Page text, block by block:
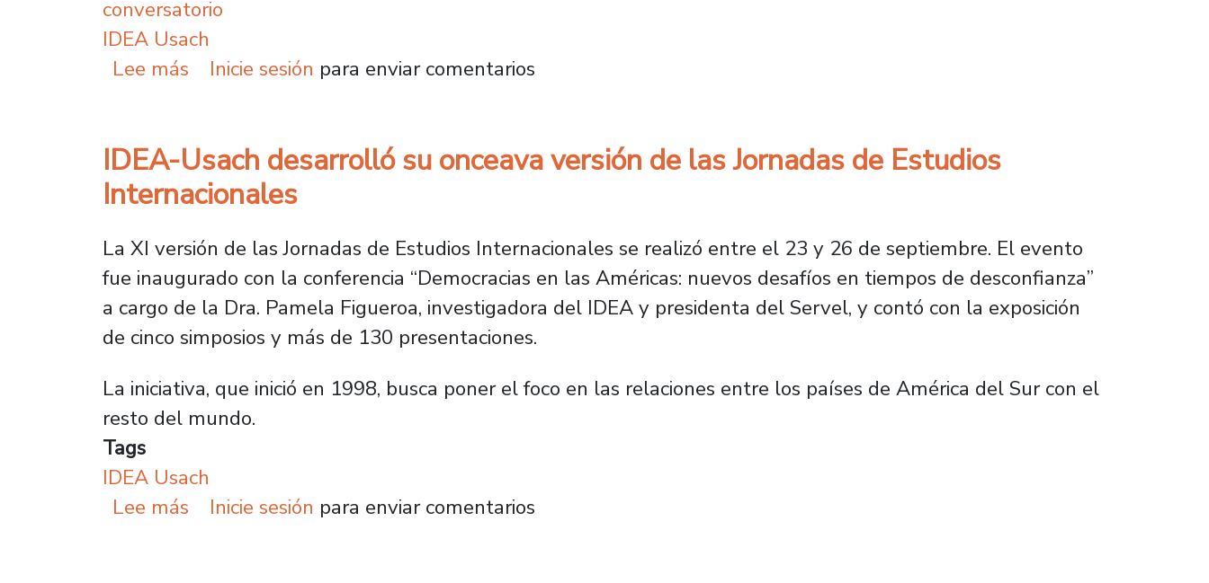
conversatorio
IDEA Usach
Lee más sobre IDEA-Usach y Flacso Ecuador analizan las tensiones entre EE.UU. y América Latina ante las operaciones
Inicie sesión para enviar comentarios
IDEA-Usach desarrolló su onceava versión de las Jornadas de Estudios
Internacionales
La XI versión de las Jornadas de Estudios Internacionales se realizó entre el 23 y 26 de septiembre. El evento
fue inaugurado con la conferencia “Democracias en las Américas: nuevos desafíos en tiempos de desconfianza”
a cargo de la Dra. Pamela Figueroa, investigadora del IDEA y presidenta del Servel, y contó con la exposición
de cinco simposios y más de 130 presentaciones.
La iniciativa, que inició en 1998, busca poner el foco en las relaciones entre los países de América del Sur con el
resto del mundo.
Tags
IDEA Usach
Lee más sobre IDEA-Usach desarrolló su onceava versión de las Jornadas de Estudios Internacionales
Inicie sesión para enviar comentarios